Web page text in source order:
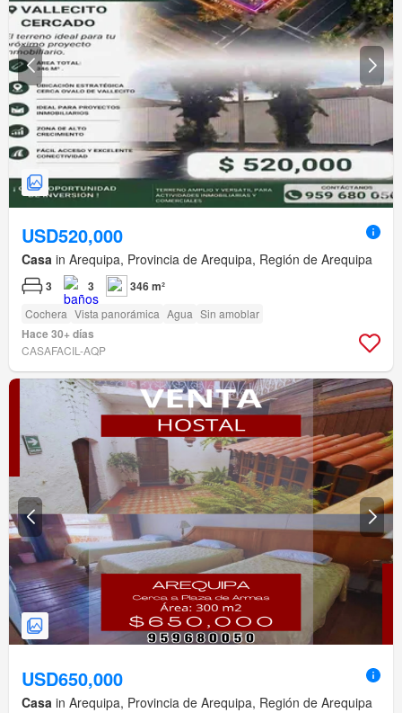
USD520,000
Casa in Arequipa, Provincia de Arequipa, Región de Arequipa
3 3 346 m²
Cochera Vista panorámica Agua Sin amoblar
Hace 30+ días
CASAFACIL-AQP
USD650,000
Casa in Arequipa, Provincia de Arequipa, Región de Arequipa